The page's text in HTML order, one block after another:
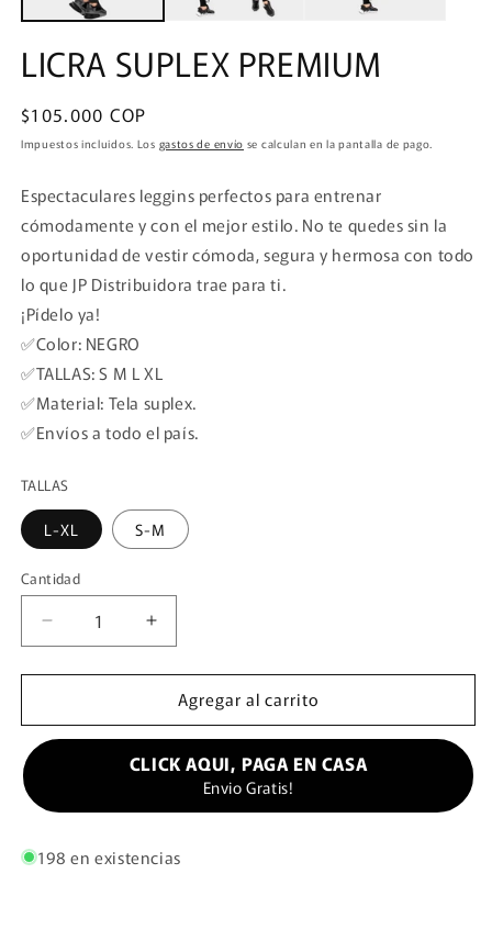
una
ventana
modal
LICRA SUPLEX PREMIUM
Precio
habitual
$105.000 COP
Impuestos incluidos. Los gastos de envío se calculan en la pantalla de pago.
Espectaculares leggins perfectos para entrenar
cómodamente y con el mejor estilo. No te quedes sin la
oportunidad de vestir cómoda, segura y hermosa con todo
lo que JP Distribuidora trae para ti.
¡Pídelo ya!
✅Color: NEGRO
✅TALLAS: S M L XL
✅Material: Tela suplex.
✅Envíos a todo el país.
TALLAS
L-XL S-M
Cantidad
Cantidad
Reducir
cantidad
LICRA
PREMIUM
cantidad
para
LICRA
SUPLEX
PREMIUM
Agregar al carrito
CLICK AQUI, PAGA EN CASA
Envio Gratis!
198 en existencias